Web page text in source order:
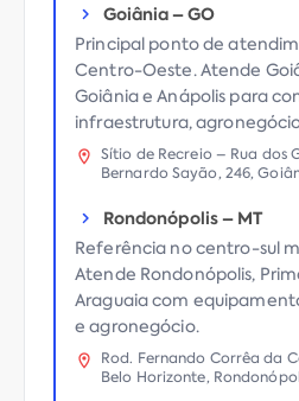
Goiânia–GO
Principal ponto de
Centro-Oeste. Atende
Goiânia e Anápolis para
infraestrutura,
Sítio de Recreio – Rua dos
Bernardo Sayão, 246,
Rondonópolis– MT
Referência no centro-sul
Atende Rondonópolis,
Araguaia com
e agronegócio.
Rod. Fernando Corrêa da
Belo Horizonte,